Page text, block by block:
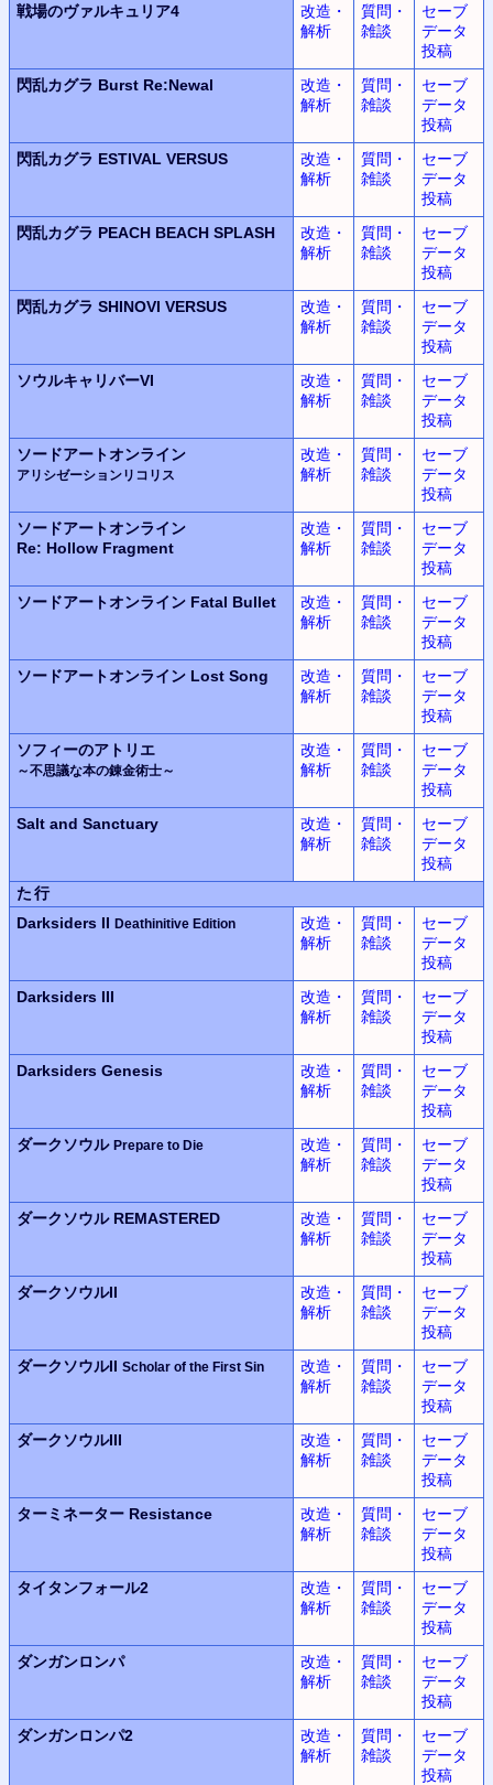
戦場のヴァルキュリア4
改造・
解析
質問・
雑談
セーブ
データ
投稿
閃乱カグラ Burst Re:Newal
改造・
解析
質問・
雑談
セーブ
データ
投稿
閃乱カグラ ESTIVAL VERSUS
改造・
解析
質問・
雑談
セーブ
データ
投稿
閃乱カグラ PEACH BEACH SPLASH
改造・
解析
質問・
雑談
セーブ
データ
投稿
閃乱カグラ SHINOVI VERSUS
改造・
解析
質問・
雑談
セーブ
データ
投稿
ソウルキャリバーVI
改造・
解析
質問・
雑談
セーブ
データ
投稿
ソードアートオンライン
アリシゼーションリコリス
改造・
解析
質問・
雑談
セーブ
データ
投稿
ソードアートオンライン
Re: Hollow Fragment
改造・
解析
質問・
雑談
セーブ
データ
投稿
ソードアートオンライン Fatal Bullet
改造・
解析
質問・
雑談
セーブ
データ
投稿
ソードアートオンライン Lost Song
改造・
解析
質問・
雑談
セーブ
データ
投稿
ソフィーのアトリエ
～不思議な本の錬金術士～
改造・
解析
質問・
雑談
セーブ
データ
投稿
Salt and Sanctuary
改造・
解析
質問・
雑談
セーブ
データ
投稿
た行
Darksiders II Deathinitive Edition
改造・
解析
質問・
雑談
セーブ
データ
投稿
Darksiders III
改造・
解析
質問・
雑談
セーブ
データ
投稿
Darksiders Genesis
改造・
解析
質問・
雑談
セーブ
データ
投稿
ダークソウル Prepare to Die
改造・
解析
質問・
雑談
セーブ
データ
投稿
ダークソウル REMASTERED
改造・
解析
質問・
雑談
セーブ
データ
投稿
ダークソウルII
改造・
解析
質問・
雑談
セーブ
データ
投稿
ダークソウルII Scholar of the First Sin
改造・
解析
質問・
雑談
セーブ
データ
投稿
ダークソウルIII
改造・
解析
質問・
雑談
セーブ
データ
投稿
ターミネーター Resistance
改造・
解析
質問・
雑談
セーブ
データ
投稿
タイタンフォール2
改造・
解析
質問・
雑談
セーブ
データ
投稿
ダンガンロンパ
改造・
解析
質問・
雑談
セーブ
データ
投稿
ダンガンロンパ2
改造・
解析
質問・
雑談
セーブ
データ
投稿